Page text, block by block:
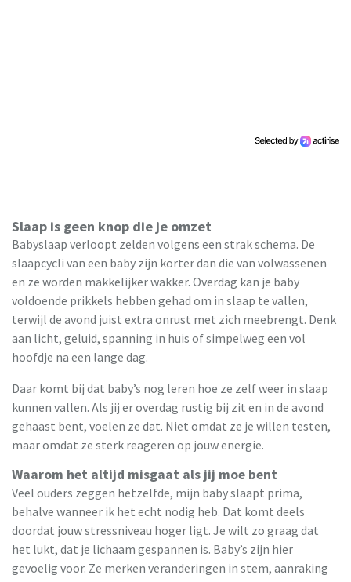
Slaap is geen knop die je omzet
Babyslaap verloopt zelden volgens een strak schema. De
slaapcycli van een baby zijn korter dan die van volwassenen
en ze worden makkelijker wakker. Overdag kan je baby
voldoende prikkels hebben gehad om in slaap te vallen,
terwijl de avond juist extra onrust met zich meebrengt. Denk
aan licht, geluid, spanning in huis of simpelweg een vol
hoofdje na een lange dag.
Daar komt bij dat baby’s nog leren hoe ze zelf weer in slaap
kunnen vallen. Als jij er overdag rustig bij zit en in de avond
gehaast bent, voelen ze dat. Niet omdat ze je willen testen,
maar omdat ze sterk reageren op jouw energie.
Waarom het altijd misgaat als jij moe bent
Veel ouders zeggen hetzelfde, mijn baby slaapt prima,
behalve wanneer ik het echt nodig heb. Dat komt deels
doordat jouw stressniveau hoger ligt. Je wilt zo graag dat
het lukt, dat je lichaam gespannen is. Baby’s zijn hier
gevoelig voor. Ze merken veranderingen in stem, aanraking